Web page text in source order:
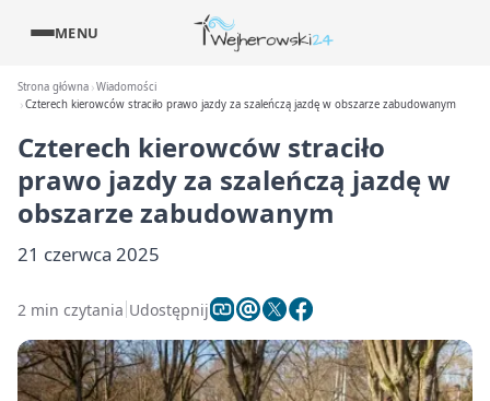
MENU
Strona główna Wiadomości
Czterech kierowców straciło prawo jazdy za szaleńczą jazdę w obszarze zabudowanym
Czterech kierowców straciło
prawo jazdy za szaleńczą jazdę w
obszarze zabudowanym
21 czerwca 2025
2 min czytania Udostępnij